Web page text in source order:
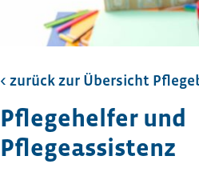
< zurück zur Übersicht
Pflegehelfer und
Pflegeassistenz